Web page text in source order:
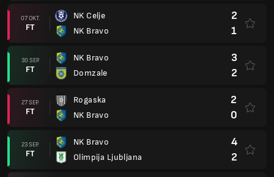
07 OKT.
FT
NK Celje
NK Bravo
2
1
30 SEP.
FT
NK Bravo
Domzale
3
2
27 SEP.
FT
Rogaska
NK Bravo
2
0
23 SEP.
FT
NK Bravo
Olimpija Ljubljana
4
2